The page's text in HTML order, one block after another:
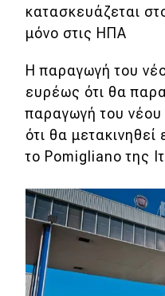
κατασκευάζεται
μόνο στις ΗΠΑ
Η παραγωγή του
ευρέως ότι θα
παραγωγή του
ότι θα
το Pomigliano της